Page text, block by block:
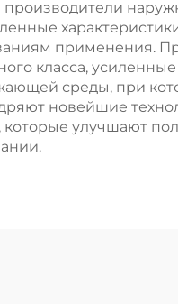
применения.
класса,
среды, при
новейшие
улучшают